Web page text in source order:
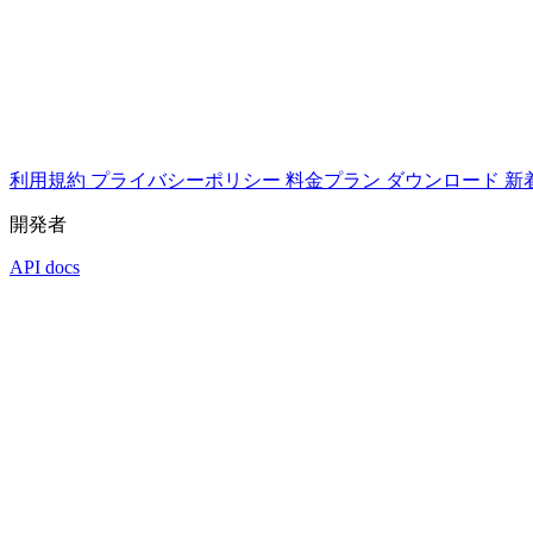
利用規約 プライバシーポリシー 料金プラン ダウンロード 新
開発者
API docs